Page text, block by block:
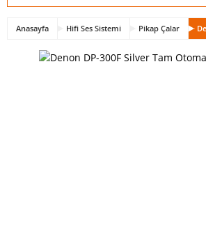
Anasayfa Hifi Ses Sistemi Pikap Çalar